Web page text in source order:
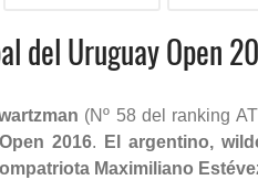
del Uruguay Open
(Nº 58 del ranking
2016. El argentino,
Maximiliano